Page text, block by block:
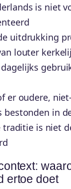
is niet
uitdrukking
louter
er oudere,
bestonden in
traditie is niet
ertoe doet